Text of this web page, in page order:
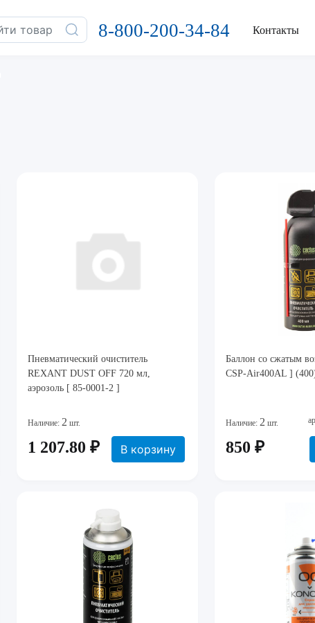
8-800-200-34-84 Контакты
Пневматический очиститель
REXANT DUST OFF 720 мл,
аэрозоль [ 85-0001-2 ]
Наличие: 2 шт.
1 207.80 ₽ В корзину
Баллон со сжатым
CSP-Air400AL ]
Наличие: 2 шт.
850 ₽